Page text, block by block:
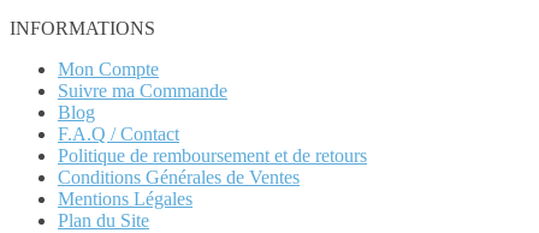
INFORMATIONS
Mon Compte
Suivre ma Commande
Blog
F.A.Q / Contact
Politique de remboursement et de retours
Conditions Générales de Ventes
Mentions Légales
Plan du Site